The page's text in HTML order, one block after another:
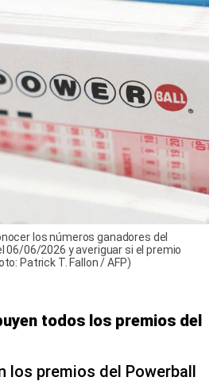
los números ganadores del
06/06/2026 y averiguar si el premio
Patrick T. Fallon / AFP)
todos los premios del
los premios del Powerball